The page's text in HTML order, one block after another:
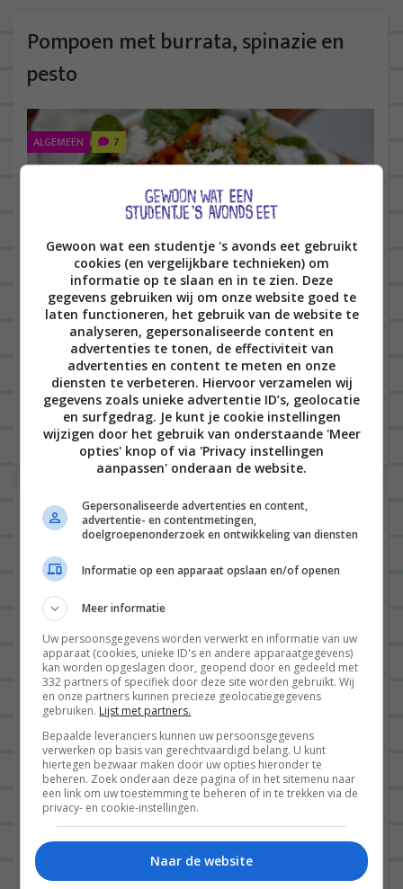
Pompoen met burrata, spinazie en
pesto
ALGEMEEN 7
Hey allemaal! Ik heb echt een MEGA lekker recept
ontdekt voor pompoen met burrata, spinazie en
pesto. Het was vrij hilarisch, want ik ging naar de
supermarkt...Lees verder
10 lekkere zomerse recepten
Goedemiddag leuke mensen! Het is tijd voor een
overzicht van een aantal lekkere en makkelijke
zomerse recepten. Ik heb natuurlijk in de
afgelopen 11 jaar al...Lees verder
Gewoon wat een studentje 's avonds eet gebruikt
cookies (en vergelijkbare technieken) om
informatie op te slaan en in te zien. Deze
gegevens gebruiken wij om onze website goed te
laten functioneren, het gebruik van de website te
analyseren, gepersonaliseerde content en
advertenties te tonen, de effectiviteit van
advertenties en content te meten en onze
diensten te verbeteren. Hiervoor verzamelen wij
gegevens zoals unieke advertentie ID’s, geolocatie
en surfgedrag. Je kunt je cookie instellingen
wijzigen door het gebruik van onderstaande 'Meer
opties' knop of via 'Privacy instellingen
aanpassen' onderaan de website.
Gepersonaliseerde advertenties en content,
advertentie- en contentmetingen,
doelgroepenonderzoek en ontwikkeling van diensten
Informatie op een apparaat opslaan en/of openen
Meer informatie
Uw persoonsgegevens worden verwerkt en informatie van uw
apparaat (cookies, unieke ID's en andere apparaatgegevens)
kan worden opgeslagen door, geopend door en gedeeld met
332 partners of specifiek door deze site worden gebruikt. Wij
en onze partners kunnen precieze geolocatiegegevens
gebruiken. Lijst met partners.
Bepaalde leveranciers kunnen uw persoonsgegevens
verwerken op basis van gerechtvaardigd belang. U kunt
hiertegen bezwaar maken door uw opties hieronder te
beheren. Zoek onderaan deze pagina of in het sitemenu naar
een link om uw toestemming te beheren of in te trekken via de
privacy- en cookie-instellingen.
Naar de website